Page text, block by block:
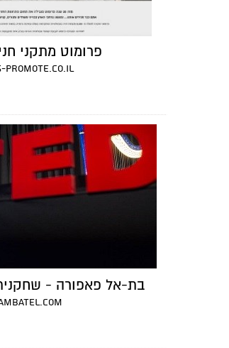
פרומוט מתקני
promote.co.il
בת-אל פאפורה -